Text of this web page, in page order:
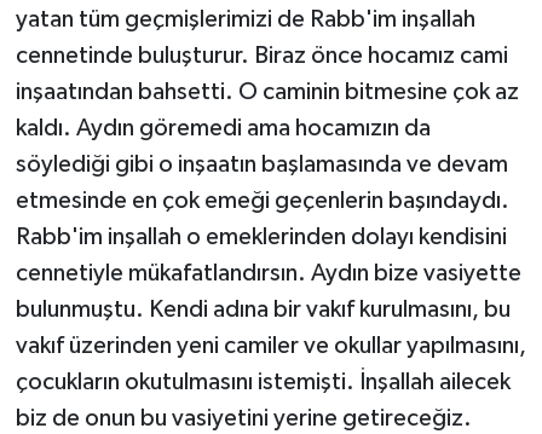
yatan tüm geçmişlerimizi de Rabb'im inşallah
cennetinde buluşturur. Biraz önce hocamız cami
inşaatından bahsetti. O caminin bitmesine çok az
kaldı. Aydın göremedi ama hocamızın da
söylediği gibi o inşaatın başlamasında ve devam
etmesinde en çok emeği geçenlerin başındaydı.
Rabb'im inşallah o emeklerinden dolayı kendisini
cennetiyle mükafatlandırsın. Aydın bize vasiyette
bulunmuştu. Kendi adına bir vakıf kurulmasını, bu
vakıf üzerinden yeni camiler ve okullar yapılmasını,
çocukların okutulmasını istemişti. İnşallah ailecek
biz de onun bu vasiyetini yerine getireceğiz.